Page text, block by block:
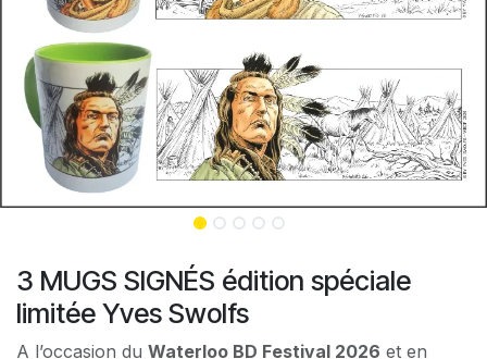
3 MUGS SIGNÉS édition spéciale
limitée Yves Swolfs
A l’occasion du Waterloo BD Festival 2026 et en